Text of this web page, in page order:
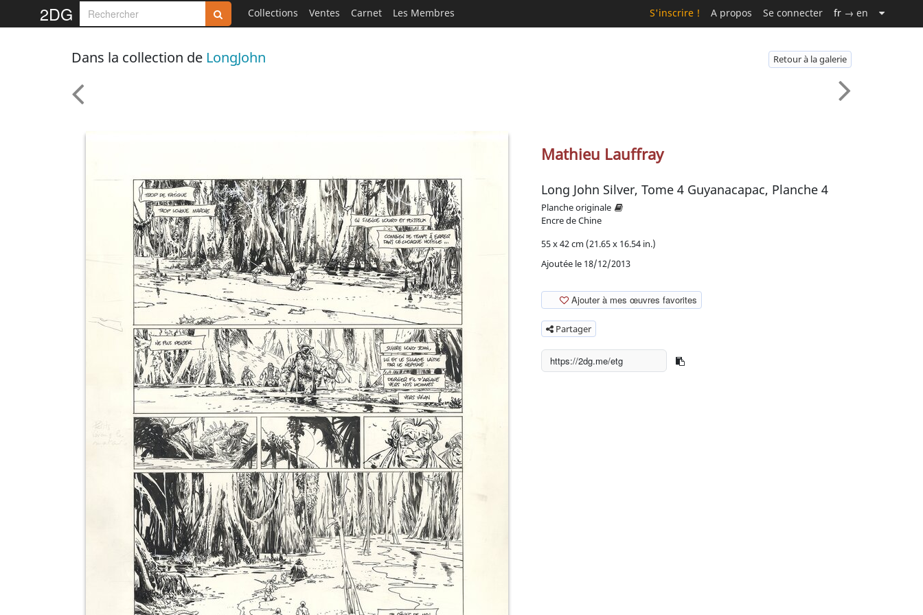
2DG Collections Ventes Carnet Les Membres S'inscrire ! A propos Se connecter fr → en
Dans la collection de LongJohn Retour à la galerie
Mathieu Lauffray
Long John Silver, Tome 4 Guyanacapac, Planche 4
Planche originale
Encre de Chine
55 x 42 cm (21.65 x 16.54 in.)
Ajoutée le 18/12/2013
Ajouter à mes œuvres favorites
Partager